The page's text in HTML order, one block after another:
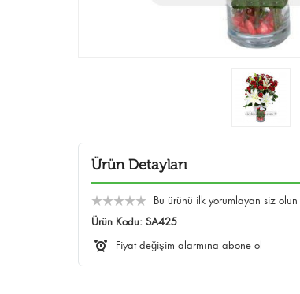
Ürün Detayları
Bu ürünü ilk yorumlayan siz olun
Ürün Kodu:SA425
Fiyat değişim alarmına abone ol